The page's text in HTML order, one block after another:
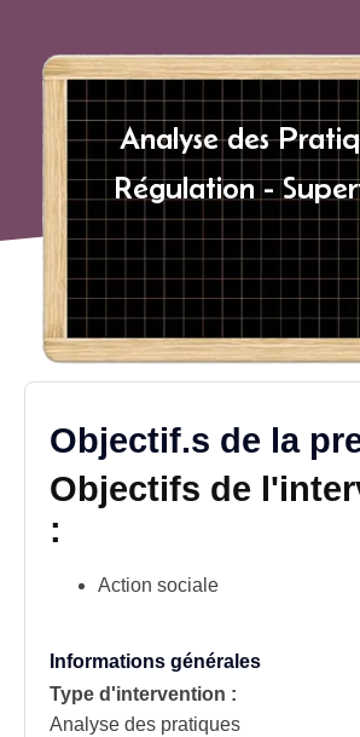
Analyse des
Régulation -
Objectif.s de la
Objectifs de
:
Action sociale
Informations générales
Type d'intervention :
Analyse des pratiques